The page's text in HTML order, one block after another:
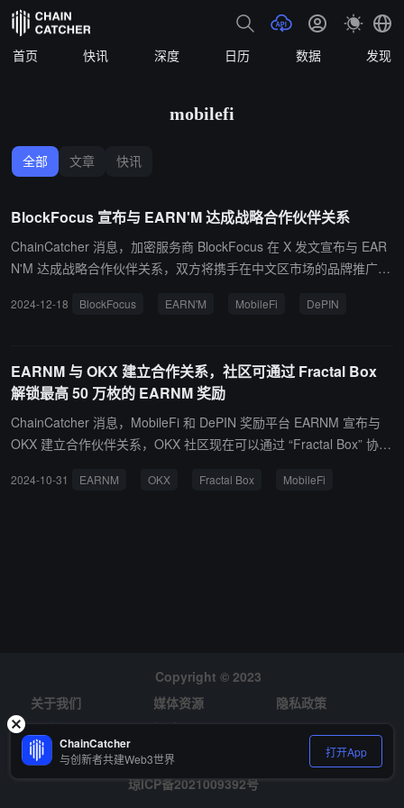
首页 快讯 深度 日历 数据 发现
mobilefi
全部 文章 快讯
BlockFocus 宣布与 EARN'M 达成战略合作伙伴关系
ChainCatcher 消息，加密服务商 BlockFocus 在 X 发文宣布与 EAR
N'M 达成战略合作伙伴关系，双方将携手在中文区市场的品牌推广与
响力，为中文区用户提供更多价值。 EARNM 是一个 MobileFi 和 De
合，培育一个平衡且以增长为导向的通货紧缩生态系统。
2024-12-18 BlockFocus EARN'M MobileFi DePIN
EARNM 与 OKX 建立合作关系，社区可通过 Fractal Box
解锁最高 50 万枚的 EARNM 奖励
ChainCatcher 消息，MobileFi 和 DePIN 奖励平台 EARNM 宣布与
OKX 建立合作伙伴关系，OKX 社区现在可以通过 “Fractal Box” 协议
合作将加速 EARNM 迈向 TGE 的进程。 据 RootData 显示，EARN
2024-10-31 EARNM OKX Fractal Box MobileFi
Copyright © 2023
关于我们
媒体资源
隐私政策
风险提示
招聘
琼ICP备2021009392号
ChainCatcher
与创新者共建Web3世界 打开App